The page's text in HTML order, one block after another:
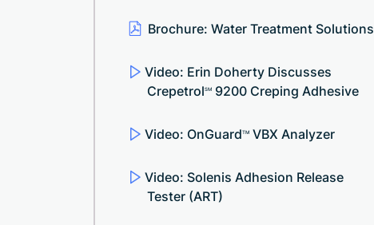
Brochure: Water Treatment Solutions
Video: Erin Doherty Discusses
CrepetrolSM 9200 Creping Adhesive
Video: OnGuardTM VBX Analyzer
Video: Solenis Adhesion Release
Tester (ART)